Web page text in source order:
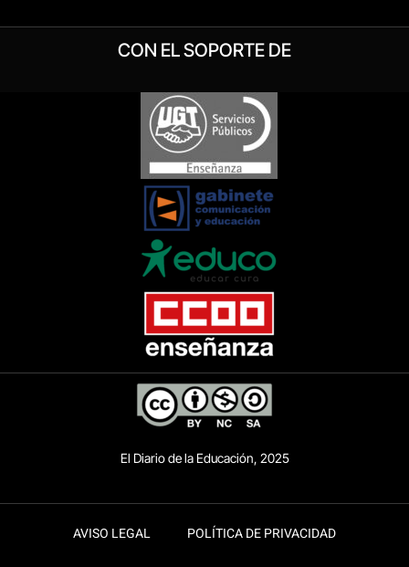
CON EL SOPORTE DE
El Diario de la Educación, 2025
AVISO LEGAL POLÍTICA DE PRIVACIDAD